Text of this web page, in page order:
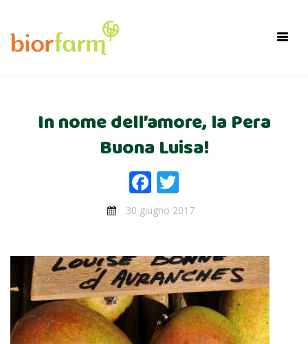
In nome dell’amore, la Pera
Buona Luisa!
Facebook
30 giugno 2017